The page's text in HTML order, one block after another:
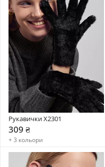
Рукавички X2301
309 ₴
+ 3 кольори